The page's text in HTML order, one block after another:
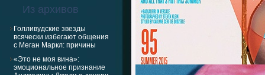
Из архивов
Голливудские звезды
всячески избегают общения
с Меган Маркл: причины
«Это не моя вина»:
эмоциональное признание